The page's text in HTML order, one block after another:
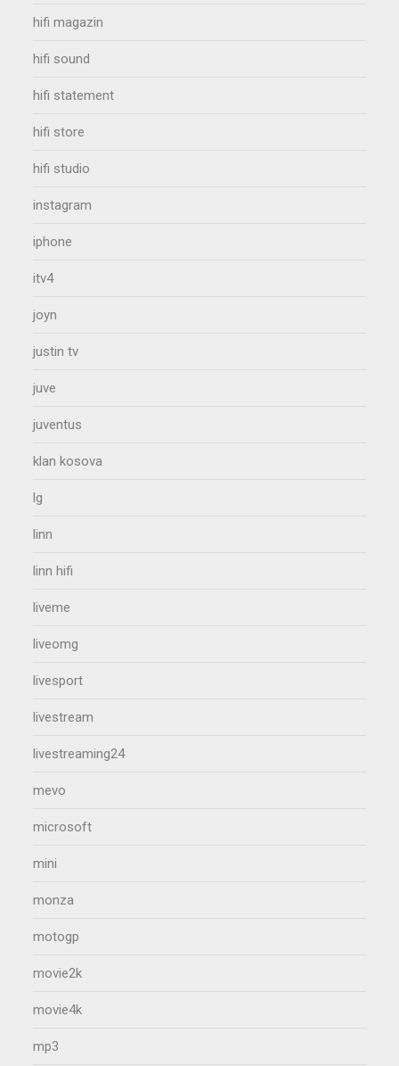
hifi magazin
hifi sound
hifi statement
hifi store
hifi studio
instagram
iphone
itv4
joyn
justin tv
juve
juventus
klan kosova
lg
linn
linn hifi
liveme
liveomg
livesport
livestream
livestreaming24
mevo
microsoft
mini
monza
motogp
movie2k
movie4k
mp3